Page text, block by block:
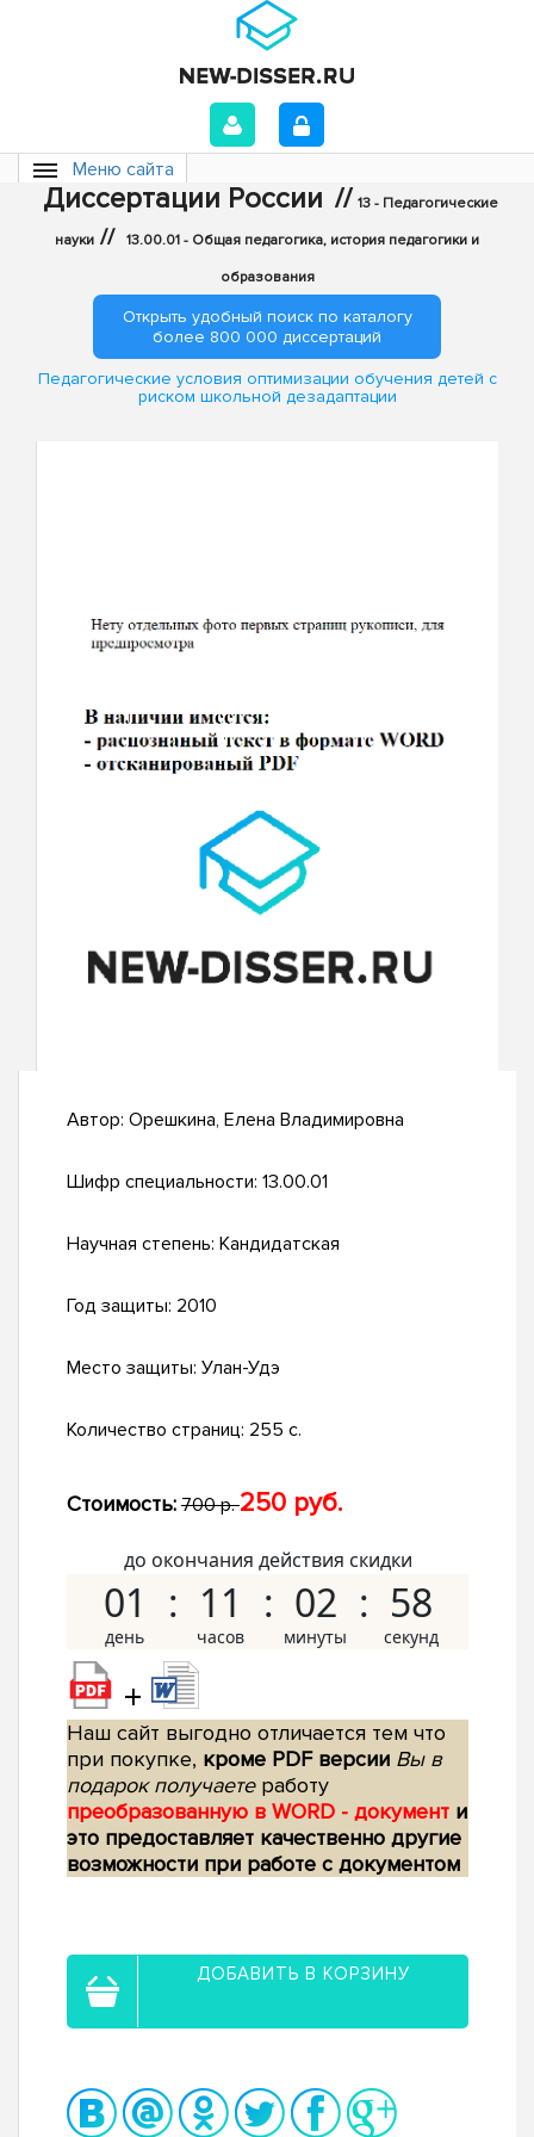
Меню сайта
Диссертации России // 13 - Педагогические
науки // 13.00.01 - Общая педагогика, история педагогики и
образования
Открыть удобный поиск по каталогу
более 800 000 диссертаций
Педагогические условия оптимизации обучения детей с
риском школьной дезадаптации
Автор: Орешкина, Елена Владимировна
Шифр специальности: 13.00.01
Научная степень: Кандидатская
Год защиты: 2010
Место защиты: Улан-Удэ
Количество страниц: 255 с.
Стоимость: 700 р.250 руб.
до окончания действия скидки
01 11 02 57
+
Наш сайт выгодно отличается тем что
при покупке, кроме PDF версии Вы в
подарок получаетеработу
преобразованную в WORD - документ и
это предоставляет качественно другие
возможности при работе с документом
ДОБАВИТЬ В КОРЗИНУ